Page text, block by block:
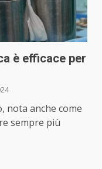
è efficace per
nota anche come
sempre più